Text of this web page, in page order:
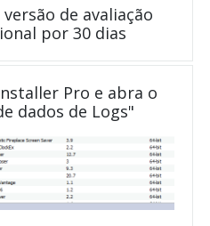
de avaliação
por 30 dias
Pro e abra o
dados de Logs"